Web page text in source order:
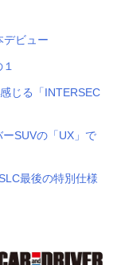
デビュー
じる「INTERSEC
SUVの「UX」で
最後の特別仕様